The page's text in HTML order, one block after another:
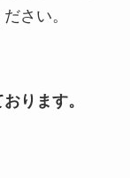
さい。
ります。